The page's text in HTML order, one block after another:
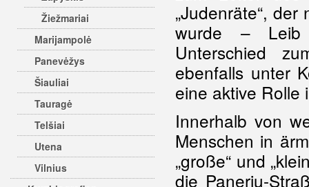
Žiežmariai
Marijampolė
Panevėžys
Šiauliai
Tauragė
Telšiai
Utena
Vilnius
„Judenräte“,
wurde – Leib
Unterschied
ebenfalls unter
eine aktive Rolle
Innerhalb von
Menschen in
„große“ und
die Panerių-